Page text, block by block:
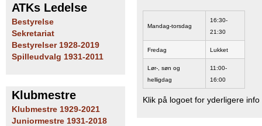
K
u
b
ATKs Ledelse
Bestyrelse
Sekretariat
Bestyrelser 1928-2019
Spilleudvalg 1931-2011
Klubmestre
Klubmestre 1929-2021
Juniormestre 1931-2018
Mandag-torsdag
16:30-
21:30
Fredag Lukket
Lør-, søn og
helligdag
11:00-
16:00
Klik på logoet for yderligere info